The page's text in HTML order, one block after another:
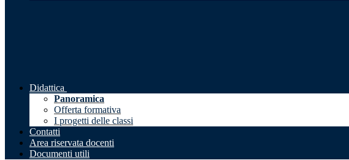
Didattica
Panoramica
Offerta formativa
I progetti delle classi
Contatti
Area riservata docenti
Documenti utili